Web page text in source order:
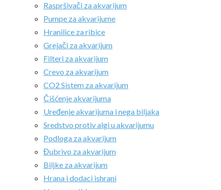
Raspršivači za akvarijum
Pumpe za akvarijume
Hranilice za ribice
Grejači za akvarijum
Filteri za akvarijum
Crevo za akvarijum
CO2 Sistem za akvarijum
Čišćenje akvarijuma
Uređenje akvarijuma i nega biljaka
Sredstvo protiv algi u akvarijumu
Podloga za akvarijum
Đubrivo za akvarijum
Biljke za akvarijum
Hrana i dodaci ishrani